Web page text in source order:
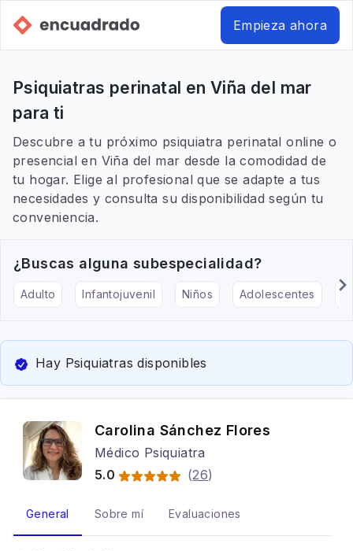
Empieza ahora
Psiquiatras perinatal en Viña del mar
para ti
Descubre a tu próximo psiquiatra perinatal online o
presencial en Viña del mar desde la comodidad de
tu hogar. Elige al profesional que se adapte a tus
necesidades y consulta su disponibilidad según tu
conveniencia.
¿Buscas alguna subespecialidad?
Adulto Infantojuvenil Niños Adolescentes
Hay Psiquiatras disponibles
Carolina Sánchez Flores
Médico Psiquiatra
5.0
(26)
General Sobre mí Evaluaciones